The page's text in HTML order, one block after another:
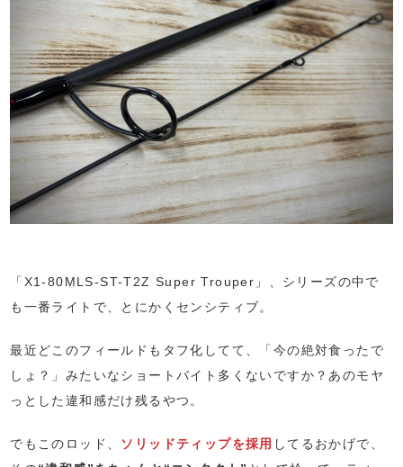
「X1-80MLS-ST-T2Z Super Trouper」、シリーズの中で
も一番ライトで、とにかくセンシティブ。
最近どこのフィールドもタフ化してて、「今の絶対食ったで
しょ？」みたいなショートバイト多くないですか？あのモヤ
っとした違和感だけ残るやつ。
でもこのロッド、 ソリッドティップを採用 してるおかげで、